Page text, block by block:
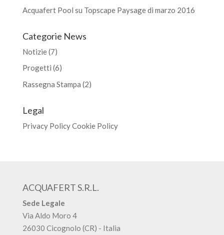
Acquafert Pool su Topscape Paysage di marzo 2016
Categorie News
Notizie(7)
Progetti (6)
Rassegna Stampa (2)
Legal
Privacy PolicyCookie Policy
ACQUAFERT S.R.L.
Sede Legale
Via Aldo Moro 4
26030 Cicognolo (CR) - Italia